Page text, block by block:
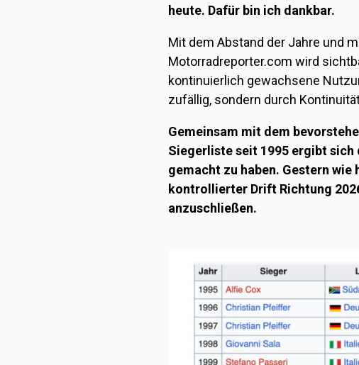
heute. Dafür bin ich dankbar.
Mit dem Abstand der Jahre und
Motorradreporter.com wird
kontinuierlich gewachsene
zufällig, sondern durch
Gemeinsam mit dem
Siegerliste seit 1995 ergibt
gemacht zu haben. Gestern
kontrollierter Drift Richtung
anzuschließen.